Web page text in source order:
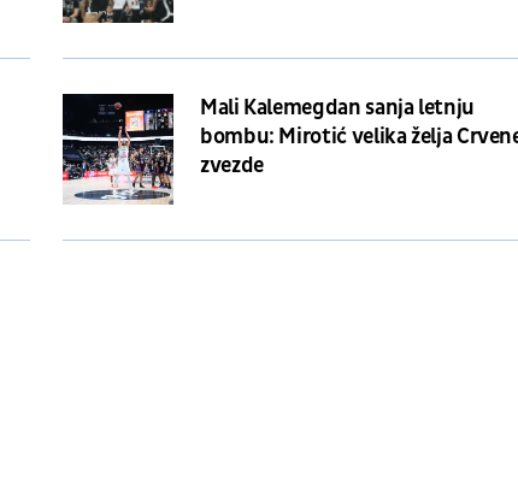
Mali Kalemegdan sanja letnju
bombu: Mirotić velika želja
zvezde